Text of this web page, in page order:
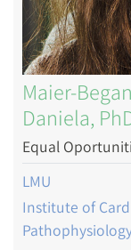
Maier-
Daniela,
Equal
LMU
Institute of